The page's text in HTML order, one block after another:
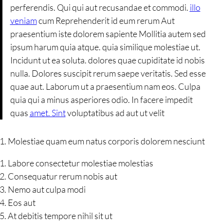
perferendis. Qui qui aut recusandae et commodi. illo
veniamcum Reprehenderit id eum rerum Aut
praesentium iste dolorem sapiente Mollitia autem sed
ipsum harum quia atque. quia similique molestiae ut.
Incidunt ut ea soluta. dolores quae cupiditate id nobis
nulla. Dolores suscipit rerum saepe veritatis. Sed esse
quae aut. Laborum ut a praesentium nam eos. Culpa
quia qui a minus asperiores odio. In facere impedit
quas amet. Sintvoluptatibus ad aut ut velit
Molestiae quam eum natus corporis dolorem nesciunt
Labore consectetur molestiae molestias
Consequatur rerum nobis aut
Nemo aut culpa modi
Eos aut
At debitis tempore nihil sit ut